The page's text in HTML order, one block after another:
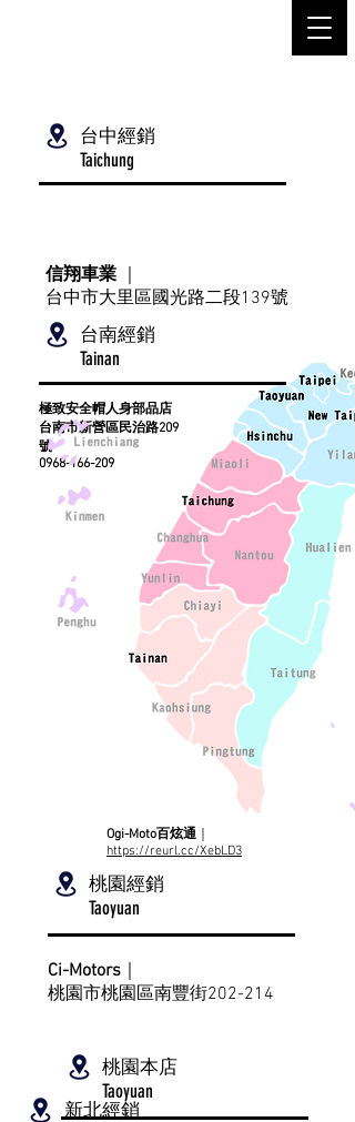
台中經銷
Taichung
信翔車業
台中市大里區國光路二段139號
台南經銷
Tainan
極致安全帽人身部品店
台南市新營區民治路209
號
​0968-166-209
Ogi-Moto百炫通
https://reurl.cc/XebLD3
桃園經銷
Taoyuan
Ci-Motors
桃園市桃園區南豐街202-214
桃園本店
Taoyuan
新北經銷